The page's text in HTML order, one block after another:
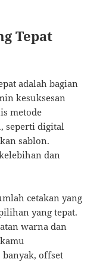
Tepat
adalah bagian
kesuksesan
metode
seperti digital
sablon.
dan
cetakan yang
yang tepat.
warna dan
offset